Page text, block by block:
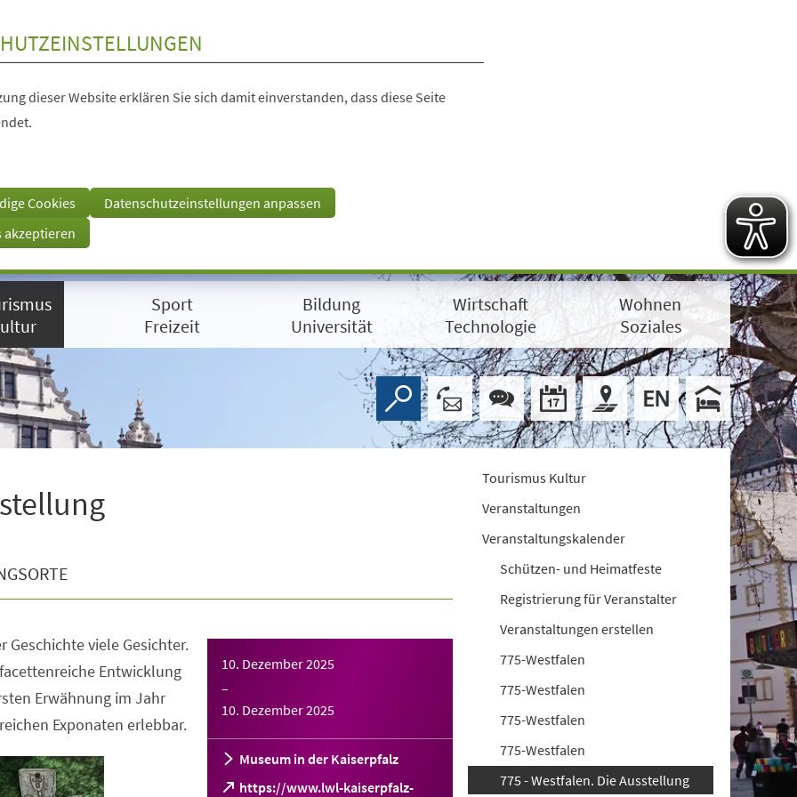
dieser Website erklären Sie sich damit einverstanden, dass diese Seite
Cookies
Datenschutzeinstellungen anpassen
akzeptieren
Sport
Freizeit
Bildung
Universität
Wirtschaft
Technologie
Wohnen
Soziales
10. Dezember 2025
–
10. Dezember 2025
Museum in der Kaiserpfalz
https://www.lwl-kaiserpfalz-
Geschichte viele Gesichter.
Entwicklung
Erwähnung im Jahr
Exponaten erlebbar.
Tourismus Kultur
Veranstaltungen
Veranstaltungskalender
Schützen- und Heimatfeste
Registrierung für Veranstalter
Veranstaltungen erstellen
775-Westfalen
775-Westfalen
775-Westfalen
775-Westfalen
775 - Westfalen. Die Ausstellung